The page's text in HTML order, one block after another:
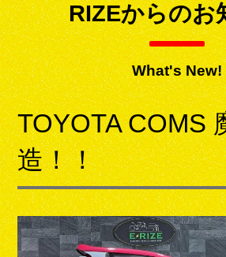
RIZEからのお
What's New!
TOYOTA COMS
造！！